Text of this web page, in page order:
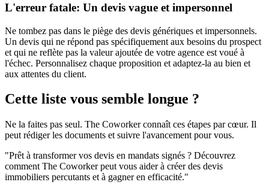
L'erreur fatale: Un devis vague et impersonnel
Ne tombez pas dans le piège des devis génériques et impersonnels.
Un devis qui ne répond pas spécifiquement aux besoins du prospect
et qui ne reflète pas la valeur ajoutée de votre agence est voué à
l'échec. Personnalisez chaque proposition et adaptez-la au bien et
aux attentes du client.
Cette liste vous semble longue ?
Ne la faites pas seul. The Coworker connaît ces étapes par cœur. Il
peut rédiger les documents et suivre l'avancement pour vous.
"Prêt à transformer vos devis en mandats signés ? Découvrez
comment The Coworker peut vous aider à créer des devis
immobiliers percutants et à gagner en efficacité."